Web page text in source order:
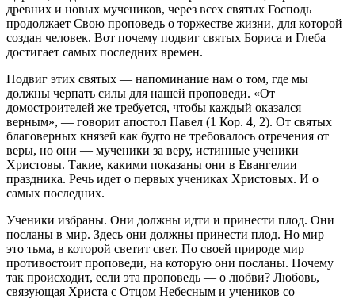
древних и новых мучеников, через всех святых Господь
продолжает Свою проповедь о торжестве жизни, для которой
создан человек. Вот почему подвиг святых Бориса и Глеба
достигает самых последних времен.
Подвиг этих святых — напоминание нам о том, где мы
должны черпать силы для нашей проповеди. «От
домостроителей же требуется, чтобы каждый оказался
верным», — говорит апостол Павел (1 Кор. 4, 2). От святых
благоверных князей как будто не требовалось отречения от
веры, но они — мученики за веру, истинные ученики
Христовы. Такие, какими показаны они в Евангелии
праздника. Речь идет о первых учениках Христовых. И о
самых последних.
Ученики избраны. Они должны идти и принести плод. Они
посланы в мир. Здесь они должны принести плод. Но мир —
это тьма, в которой светит свет. По своей природе мир
противостоит проповеди, на которую они посланы. Почему
так происходит, если эта проповедь — о любви? Любовь,
связующая Христа с Отцом Небесным и учеников со